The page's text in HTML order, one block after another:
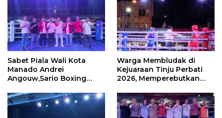
Sabet Piala Wali Kota
Manado Andrei
Angouw,Sario Boxing
Perbati 2026
Warga Membludak di
Kejuaraan Tinju Perbati
2026, Memperebutkan